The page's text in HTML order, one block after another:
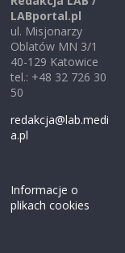
LABportal.pl
ul. Misjonarzy
Oblatów MN 3/1
40-129 Katowice
tel.: +48 32 726 30
50
redakcja@lab.medi
a.pl
Informacje o
plikach cookies